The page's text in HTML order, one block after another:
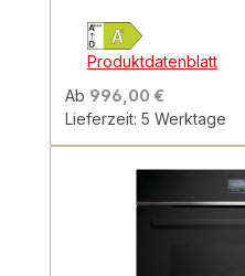
Produktdatenblatt
Ab 996,00 €
Lieferzeit: 5 Werktage